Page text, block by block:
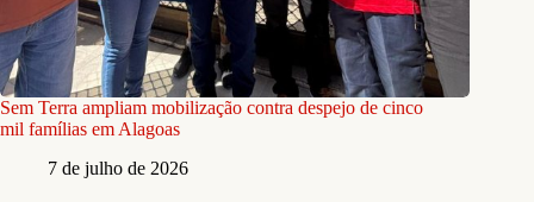
Sem Terra ampliam mobilização contra despejo de cinco
mil famílias em Alagoas
7 de julho de 2026